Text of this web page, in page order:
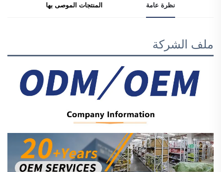
نظرة عامة المنتجات الموصى بها
ملف الشركة